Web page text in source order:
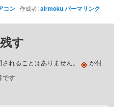
コン 作成者:airmokuパーマリンク
す
れることはありません。 ※ が付
です